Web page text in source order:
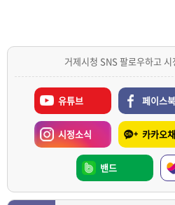
거제시청 SNS 팔로우하고
유튜브 페이스북
시정소식 카카오
밴드